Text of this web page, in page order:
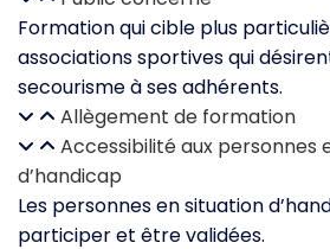
Formation qui cible plus
associations sportives qui
secourisme à ses adhérents.
Allègement de formation
Accessibilité aux personnes
d’handicap
Les personnes en situation
participer et être validées.